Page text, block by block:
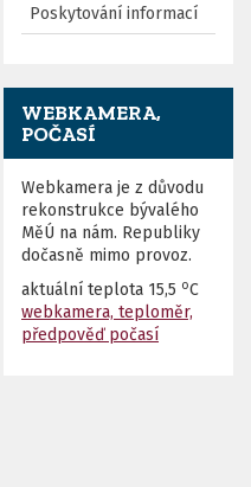
Poskytování informací
WEBKAMERA,
POČASÍ
Webkamera je z důvodu
rekonstrukce bývalého
MěÚ na nám. Republiky
dočasně mimo provoz.
aktuální teplota 15,5 oC
webkamera, teploměr,
předpověď počasí